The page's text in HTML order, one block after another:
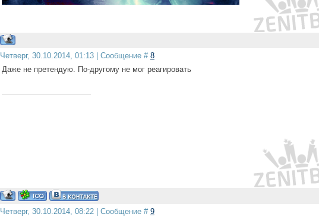
Четверг, 30.10.2014, 01:13 | Сообщение # 8
Даже не претендую. По-другому не мог реагировать
Четверг, 30.10.2014, 08:22 | Сообщение # 9